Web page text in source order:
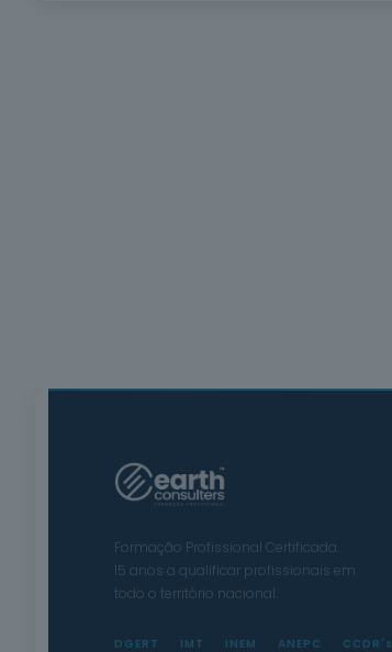
Formação Profissional Certificada.
15 anos a qualificar profissionais em
todo o território nacional.
DGERT IMT INEM ANEPC CCDR's